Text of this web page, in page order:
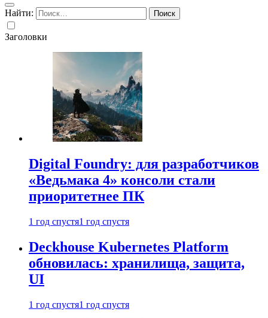
Найти:
Заголовки
Digital Foundry: для разработчиков
«Ведьмака 4» консоли стали
приоритетнее ПК
1 год спустя1 год спустя
Deckhouse Kubernetes Platform
обновилась: хранилища, защита,
UI
1 год спустя1 год спустя